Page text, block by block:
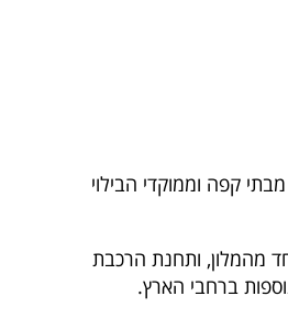
קפה וממוקדי הבילוי
מהמלון, ותחנת הרכבת